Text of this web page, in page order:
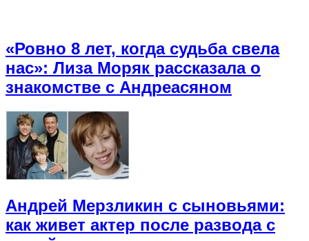
«Ровно 8 лет, когда судьба свела
нас»: Лиза Моряк рассказала о
знакомстве с Андреасяном
Андрей Мерзликин с сыновьями:
как живет актер после развода с